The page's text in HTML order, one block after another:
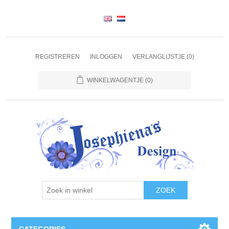
REGISTREREN INLOGGEN VERLANGLIJSTJE (0)
WINKELWAGENTJE (0)
ZOEK